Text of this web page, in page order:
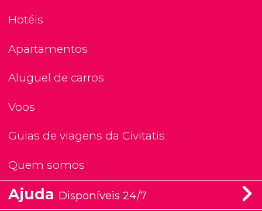
Hotéis
Apartamentos
Aluguel de carros
Voos
Guias de viagens da Civitatis
Quem somos
Ajuda Disponíveis 24/7